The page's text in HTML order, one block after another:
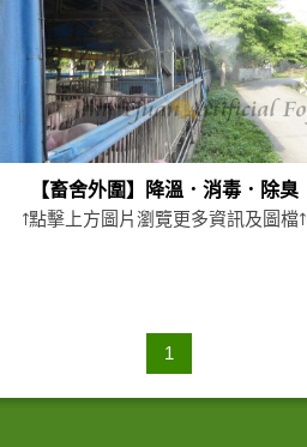
【畜舍外圍】降溫．消毒．除臭
↑點擊上方圖片瀏覽更多資訊及圖檔↑
1